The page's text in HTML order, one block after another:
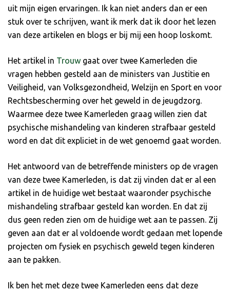
uit mijn eigen ervaringen. Ik kan niet anders dan er een
stuk over te schrijven, want ik merk dat ik door het lezen
van deze artikelen en blogs er bij mij een hoop loskomt.
Het artikel in Trouw gaat over twee Kamerleden die
vragen hebben gesteld aan de ministers van Justitie en
Veiligheid, van Volksgezondheid, Welzijn en Sport en voor
Rechtsbescherming over het geweld in de jeugdzorg.
Waarmee deze twee Kamerleden graag willen zien dat
psychische mishandeling van kinderen strafbaar gesteld
word en dat dit expliciet in de wet genoemd gaat worden.
Het antwoord van de betreffende ministers op de vragen
van deze twee Kamerleden, is dat zij vinden dat er al een
artikel in de huidige wet bestaat waaronder psychische
mishandeling strafbaar gesteld kan worden. En dat zij
dus geen reden zien om de huidige wet aan te passen. Zij
geven aan dat er al voldoende wordt gedaan met lopende
projecten om fysiek en psychisch geweld tegen kinderen
aan te pakken.
Ik ben het met deze twee Kamerleden eens dat deze